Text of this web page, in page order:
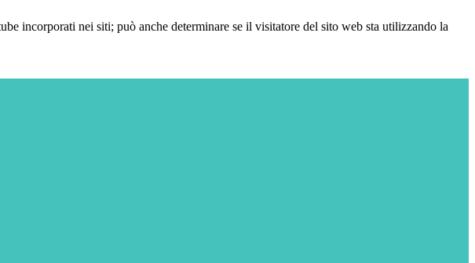
incorporati nei siti; può anche determinare se il visitatore del sito web sta utilizzando la